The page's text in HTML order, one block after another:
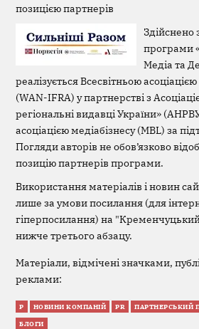
позицією партнерів
Здійснено
програми
Медіа та
реалізується Всесвітньою
(WAN-IFRA) у партнерстві з
регіональні видавці України»
асоціацією медіабізнесу (MBL) за
Погляди авторів не обов’язково
позицію партнерів програми.
Використання матеріалів і новин
лише за умови посилання (для
гіперпосилання) на
нижче третього абзацу.
Матеріали, відмічені значками,
реклами:
Р НОВИНИ КОМПАНІЙ PR ПАРТНЕРСЬКИЙ
БЛОГИ